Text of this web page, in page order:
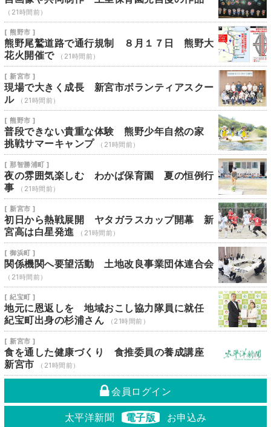
（21時間前）
[ 熊野市 ]
熊野尾鷲道路で通行規制 ８月１７日 熊野大
花火開催で
（21時間前）
[ 新宮市 ]
現場で大きく成長 新宮市ボランティアスクー
ル
（21時間前）
[ 熊野市 ]
普段できない貴重な体験 熊野少年自然の家
挑戦サマーキャンプ
（21時間前）
[ 那智勝浦町 ]
夜の雰囲気楽しむ わかば保育園 夏の恒例行
事
（21時間前）
[ 新宮市 ]
初日から熱戦展開 ヤタガラスカップ開幕 新
宮高は白星発進
（21時間前）
[ 御浜町 ]
関係機関へ要望活動 土地改良事業団体連合会
（21時間前）
[ 紀宝町 ]
地元に恩返しを 地域おこし協力隊員に就任
紀宝町出身の杉浦さん
（21時間前）
[ 新宮市 ]
食を通した健康づくり 食推委員の養成講座
新宮市
（21時間前）
会員ログイン
太平洋新聞 電子版
お申込み